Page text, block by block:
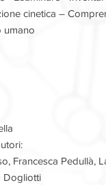
cinetica –
umano
Francesca Pedullà,
Dogliotti